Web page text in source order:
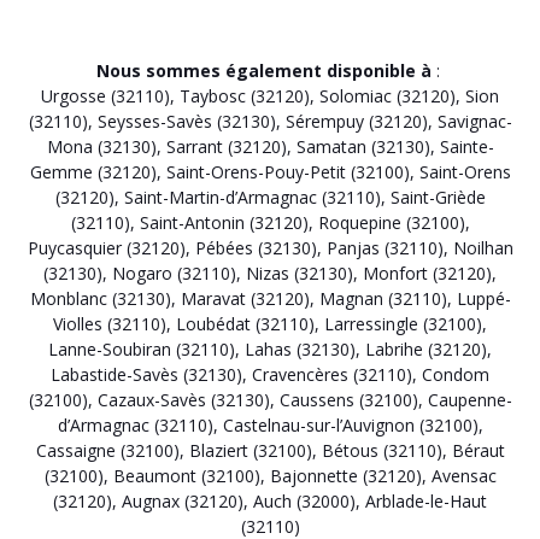
Nous sommes également disponible à :
Urgosse (32110), Taybosc (32120), Solomiac (32120), Sion
(32110), Seysses-Savès (32130), Sérempuy (32120), Savignac-
Mona (32130), Sarrant (32120), Samatan (32130), Sainte-
Gemme (32120), Saint-Orens-Pouy-Petit (32100), Saint-Orens
(32120), Saint-Martin-d’Armagnac (32110), Saint-Griède
(32110), Saint-Antonin (32120), Roquepine (32100),
Puycasquier (32120), Pébées (32130), Panjas (32110), Noilhan
(32130), Nogaro (32110), Nizas (32130), Monfort (32120),
Monblanc (32130), Maravat (32120), Magnan (32110), Luppé-
Violles (32110), Loubédat (32110), Larressingle (32100),
Lanne-Soubiran (32110), Lahas (32130), Labrihe (32120),
Labastide-Savès (32130), Cravencères (32110), Condom
(32100), Cazaux-Savès (32130), Caussens (32100), Caupenne-
d’Armagnac (32110), Castelnau-sur-l’Auvignon (32100),
Cassaigne (32100), Blaziert (32100), Bétous (32110), Béraut
(32100), Beaumont (32100), Bajonnette (32120), Avensac
(32120), Augnax (32120), Auch (32000), Arblade-le-Haut
(32110)